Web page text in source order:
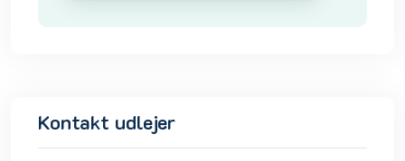
Kontakt udlejer